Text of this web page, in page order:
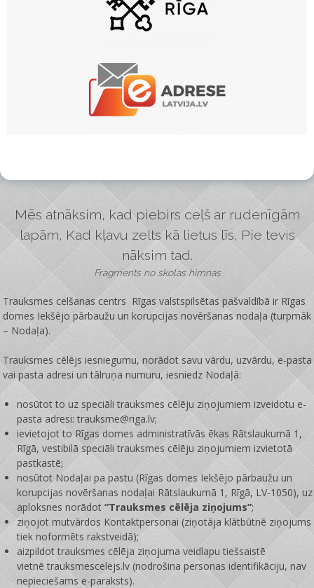
Mēs atnāksim, kad piebirs ceļš ar rudenīgām
lapām, Kad kļavu zelts kā lietus līs, Pie tevis
nāksim tad.
Fragments no skolas himnas
Trauksmes celšanas centrs Rīgas valstspilsētas pašvaldībā ir Rīgas
domes Iekšējo pārbaužu un korupcijas novēršanas nodaļa (turpmāk
– Nodaļa).
Trauksmes cēlējs iesniegumu, norādot savu vārdu, uzvārdu, e-pasta
vai pasta adresi un tālruņa numuru, iesniedz Nodaļā:
nosūtot to uz speciāli trauksmes cēlēju ziņojumiem izveidotu e-
pasta adresi: trauksme@riga.lv;
ievietojot to Rīgas domes administratīvās ēkas Rātslaukumā 1,
Rīgā, vestibilā speciāli trauksmes cēlēju ziņojumiem izvietotā
pastkastē;
nosūtot Nodaļai pa pastu (Rīgas domes Iekšējo pārbaužu un
korupcijas novēršanas nodaļai Rātslaukumā 1, Rīgā, LV-1050), uz
aploksnes norādot“Trauksmes cēlēja ziņojums”;
ziņojot mutvārdos Kontaktpersonai (ziņotāja klātbūtnē ziņojums
tiek noformēts rakstveidā);
aizpildot trauksmes cēlēja ziņojuma veidlapu tiešsaistē
vietnētrauksmescelejs.lv (nodrošina personas identifikāciju, nav
nepieciešams e-paraksts).